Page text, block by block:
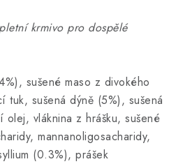
krmivo pro dospělé
sušené maso z divokého
sušená dýně (5%), sušená
vláknina z hrášku, sušené
mannanoligosacharidy,
(0.3%), prášek